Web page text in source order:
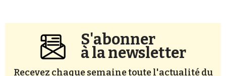
S'abonner
à la newsletter
Recevez chaque semaine toute l'actualité du